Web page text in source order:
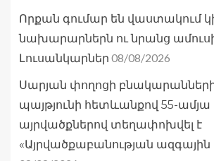
Որքան գումար են վաստակում
նախարարներն ու նրանց
Լուսանկարներ 08/08/2026
Սարյան փողոցի
պայթյունի հետևանքով 55-
այրվածքներով տեղափոխվել է
«Այրվածքաբանության ազգային